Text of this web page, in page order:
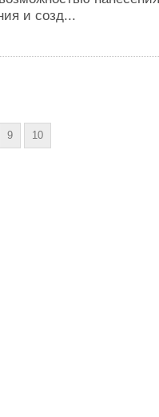
и созд...
9 10